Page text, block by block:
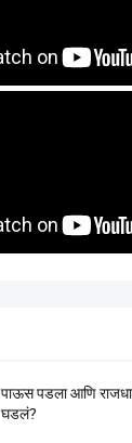
पाऊस पडला आणि
घडलं?